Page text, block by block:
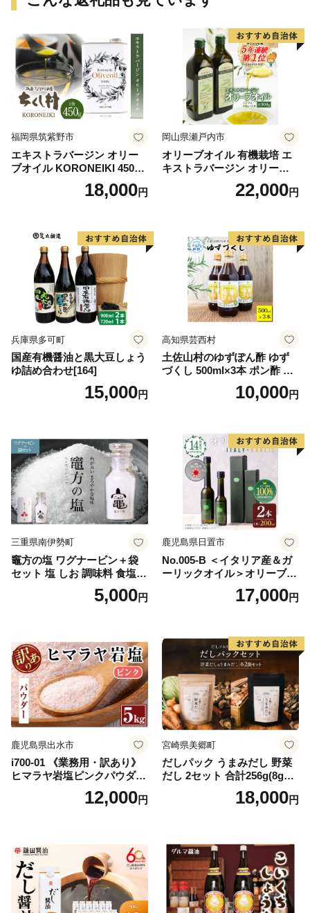
福岡県筑紫野市
エキストラバージン オリー
ブオイル KORONEIKI 450g
[筑前たなか油屋 福岡県 筑紫
野市 21760403] 油 食用油 オ
18,000円
岡山県瀬戸内市
オリーブオイル 有機栽培 エ
キストラバージン オリーブ
オイル シングル 2本 セット
オーガニック 調味料 油 オリ
22,000円
兵庫県多可町
国産有機醤油と黒大豆しょう
ゆ詰め合わせ[164]
15,000円
高知県芸西村
土佐山村のゆずぽん酢 ゆず
づくし 500ml×3本 ポン酢 ポ
ンズ ゆず 柚子 調味料 さっぱ
り 美味しい おいしい 鍋 しゃ
10,000円
三重県南伊勢町
竈方の塩 ワグナービン＋袋
セット 塩 しお 調味料 食塩
天然 ミネラル 調味料 ソルト
salt 料理 味付 おにぎり 三重
5,000円
鹿児島県日置市
No.005-B ＜イタリア産＆ガ
ーリックオイル＞オリーブオ
イルセット(200ml×2本) 日置
市 特産品 調味料 油 エキスト
ブ】
17,000円
鹿児島県出水市
i700-01 《業務用・訳あり》
ヒマラヤ岩塩ピンクパウダー
タイプ(5kg) 岩塩 塩 調味料
しお 保存料不使用 天然 パウ
ティースマイル】
12,000円
宮崎県美郷町
だしパック うまみだし 野菜
だし 2セット 合計256g(8g×8
パック×2種×2セット) [岡田商
店 宮崎県 美郷町 31ac0069]
18,000円